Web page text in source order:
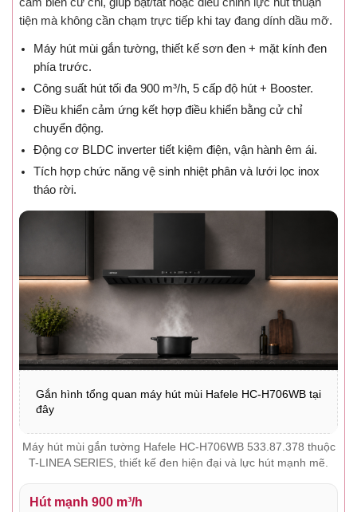
cảm biến cử chỉ, giúp bật/tắt hoặc điều chỉnh lực hút thuận
tiện mà không cần chạm trực tiếp khi tay đang dính dầu mỡ.
Máy hút mùi gắn tường, thiết kế sơn đen + mặt kính đen
phía trước.
Công suất hút tối đa 900 m³/h, 5 cấp độ hút + Booster.
Điều khiển cảm ứng kết hợp điều khiển bằng cử chỉ
chuyển động.
Động cơ BLDC inverter tiết kiệm điện, vận hành êm ái.
Tích hợp chức năng vệ sinh nhiệt phân và lưới lọc inox
tháo rời.
Gắn hình tổng quan máy hút mùi Hafele HC-H706WB tại
đây
Máy hút mùi gắn tường Hafele HC-H706WB 533.87.378 thuộc
T-LINEA SERIES, thiết kế đen hiện đại và lực hút mạnh mẽ.
Hút mạnh 900 m³/h